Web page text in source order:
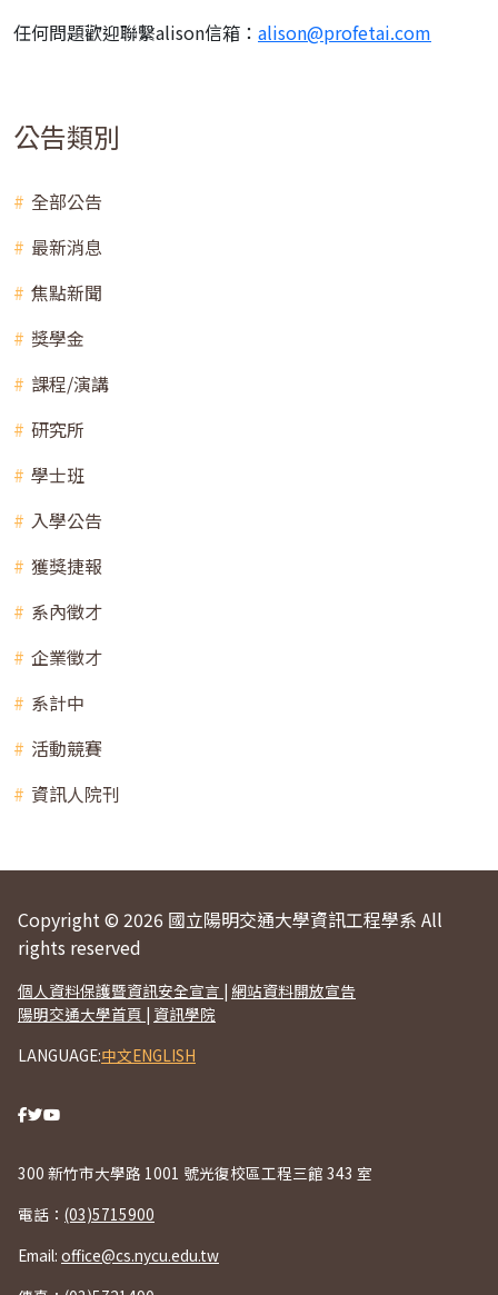
任何問題歡迎聯繫alison信箱： alison@profetai.com
公告類別
全部公告
最新消息
焦點新聞
獎學金
課程/演講
研究所
學士班
入學公告
獲獎捷報
系內徵才
企業徵才
系計中
活動競賽
資訊人院刊
Copyright © 2026 國立陽明交通大學資訊工程學系 All
rights reserved
個人資料保護暨資訊安全宣言 | 網站資料開放宣告
陽明交通大學首頁 | 資訊學院
LANGUAGE:中文ENGLISH
300 新竹市大學路 1001 號光復校區工程三館 343 室
電話： (03)5715900
Email: office@cs.nycu.edu.tw